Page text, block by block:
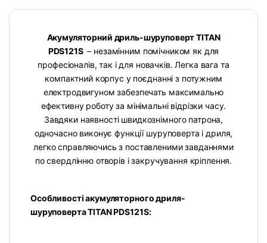
Акумуляторний дриль-шуруповерт TITAN
PDS121S – незамінним помічником як для
професіоналів, так і для новачків. Легка вага та
компактний корпус у поєднанні з потужним
електродвигуном забезпечать максимально
ефективну роботу за мінімальні відрізки часу.
Завдяки наявності швидкознімного патрона,
одночасно виконує функції шуруповерта і дриля,
легко справляючись з поставленими завданнями
по свердлінню отворів і закручування кріплення.
Особливості акумуляторного дриля-
шуруповерта TITAN PDS121S: